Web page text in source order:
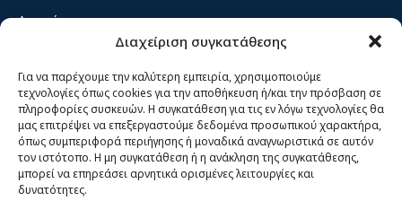
Διαχείριση συγκατάθεσης
Για να παρέχουμε την καλύτερη εμπειρία, χρησιμοποιούμε
τεχνολογίες όπως cookies για την αποθήκευση ή/και την πρόσβαση σε
πληροφορίες συσκευών. Η συγκατάθεση για τις εν λόγω τεχνολογίες θα
μας επιτρέψει να επεξεργαστούμε δεδομένα προσωπικού χαρακτήρα,
όπως συμπεριφορά περιήγησης ή μοναδικά αναγνωριστικά σε αυτόν
τον ιστότοπο. Η μη συγκατάθεση ή η ανάκληση της συγκατάθεσης,
μπορεί να επηρεάσει αρνητικά ορισμένες λειτουργίες και
δυνατότητες.
Αρχική
Κίνημα ΝΙΚΗ – Ποιοι είμαστε, αρχές & δράση
Θέσεις
Πρόσωπα
Όργανα και ομάδες
Βίντεο
Δελτία Τύπου